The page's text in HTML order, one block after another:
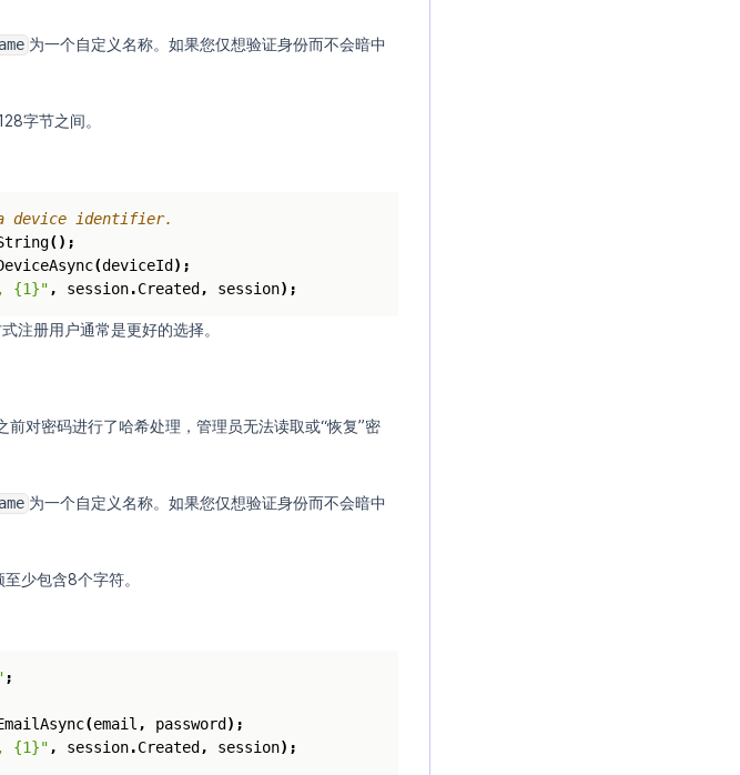
为一个自定义名称。如果您仅想验证身份而不会暗中
字节之间。
device identifier.
();
(deviceId );
{1}" , session.Created , session);
注册用户通常是更好的选择。
对密码进行了哈希处理，管理员无法读取或“恢复”密
为一个自定义名称。如果您仅想验证身份而不会暗中
少包含8个字符。
;
(email , password );
{1}" , session.Created , session);